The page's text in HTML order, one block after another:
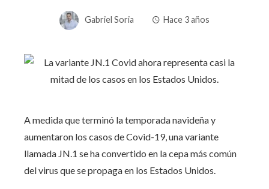
Gabriel Soria Hace 3 años
A medida que terminó la temporada navideña y
aumentaron los casos de Covid-19, una variante
llamada JN.1 se ha convertido en la cepa más común
del virus que se propaga en los Estados Unidos.